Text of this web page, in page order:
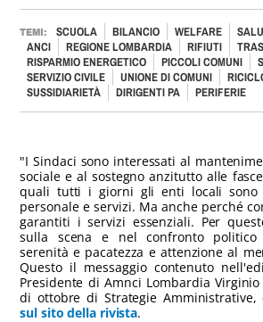
TEMI: SCUOLA BILANCIO WELFARE
ANCI
REGIONE LOMBARDIA RIFIUTI
RISPARMIO ENERGETICO
PICCOLI COMUNI
SERVIZIO CIVILE
UNIONE DI COMUNI
SUSSIDIARIETÀ
DIRIGENTI PA PERIFERIE
"I Sindaci sono interessati al
sociale e al sostegno anzitutto alle
quali tutti i giorni gli enti locali
personale e servizi. Ma anche perché
garantiti i servizi essenziali. Per
sulla scena e nel confronto politico
serenità e pacatezza e attenzione al
Questo il messaggio contenuto
Presidente di Amnci Lombardia
di ottobre di Strategie
sul sito della rivista.